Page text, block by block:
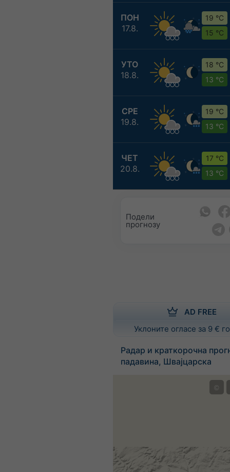
ПОН
17.8.
19 °C
15 °C
УТО
18.8.
18 °C
13 °C
СРЕ
19.8.
19 °C
13 °C
ЧЕТ
20.8.
17 °C
13 °C
Подели
прогнозу
AD FREE
Уклоните огласе за 9 €
Радар и краткорочна
падавина, Швајцарска
©